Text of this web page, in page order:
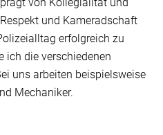
und Kameradschaft
erfolgreich zu
ich die verschiedenen
uns arbeiten beispielsweise
Mechaniker.